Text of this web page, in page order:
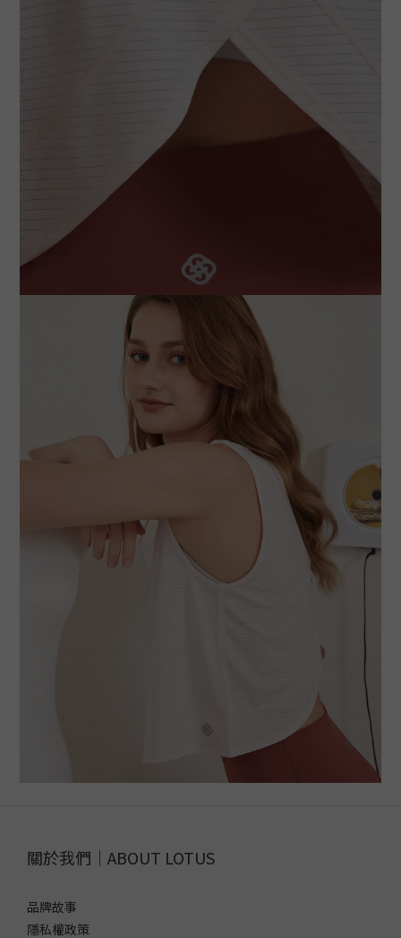
關於我們｜ABOUT LOTUS
品牌故事
隱私權政策